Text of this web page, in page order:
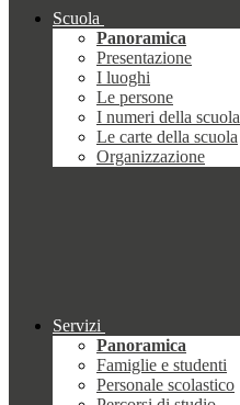
Scuola
Panoramica
Presentazione
I luoghi
Le persone
I numeri della scuola
Le carte della scuola
Organizzazione
Servizi
Panoramica
Famiglie e studenti
Personale scolastico